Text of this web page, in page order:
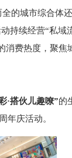
的城市综合体
持续经营“私域
费热度，聚焦
·搭伙儿趣嘹”的
年庆活动。